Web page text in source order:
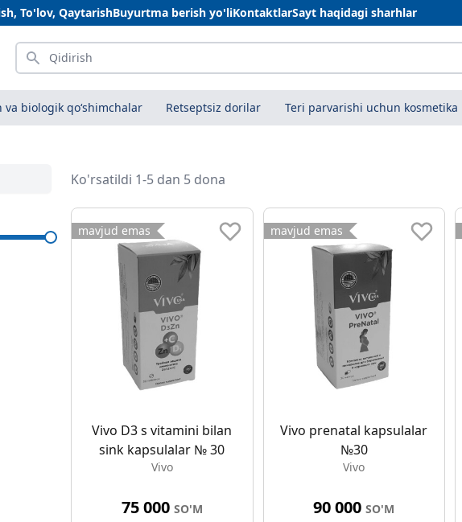
To'lov, QaytarishBuyurtma berish yo'liKontaktlarSayt haqidagi sharhlar
Qidirish
va biologik qo‘shimchalar Retseptsiz dorilar Teri parvarishi uchun kosmetika
Ko'rsatildi 1-5 dan 5 dona
mavjud emas
Vivo D3 s vitamini bilan
sink kapsulalar № 30
Vivo
75 000 SO'M
mavjud emas
Vivo prenatal kapsulalar
№30
Vivo
90 000SO'M